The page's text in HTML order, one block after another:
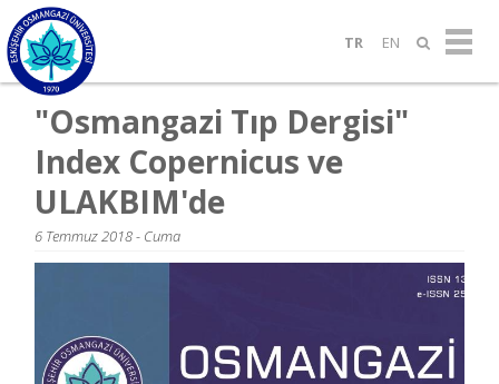
TR EN
"Osmangazi Tıp Dergisi"
Index Copernicus ve
ULAKBIM'de
6 Temmuz 2018 - Cuma